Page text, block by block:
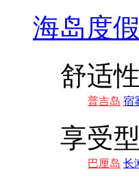
海岛度假
舒适性
普吉岛 宿
享受型
巴厘岛 长